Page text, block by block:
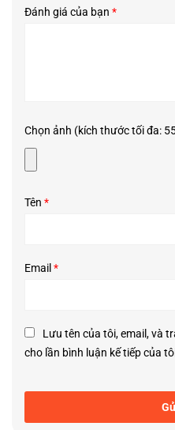
Đánh giá của bạn *
Chọn ảnh (kích thước tối đa:
Tên *
Email*
Lưu tên của tôi, email, và
cho lần bình luận kế tiếp của